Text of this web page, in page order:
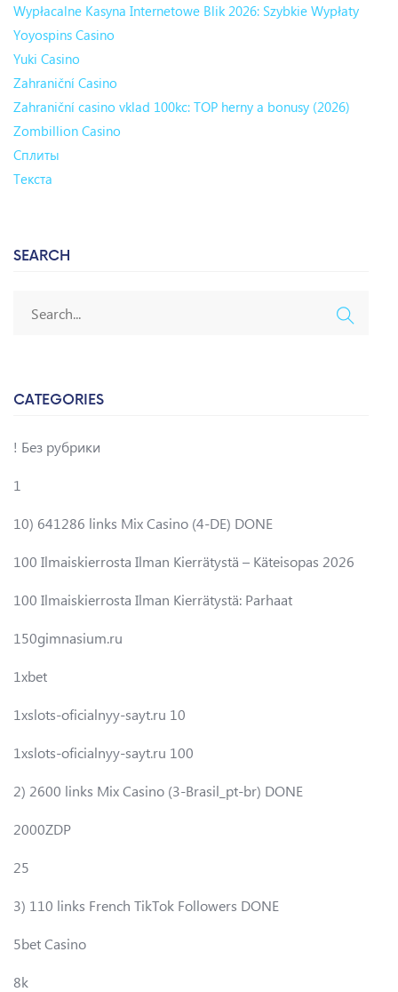
Wypłacalne Kasyna Internetowe Blik 2026: Szybkie Wypłaty
Yoyospins Casino
Yuki Casino
Zahraniční Casino
Zahraniční casino vklad 100kc: TOP herny a bonusy (2026)
Zombillion Casino
Сплиты
Текста
SEARCH
CATEGORIES
! Без рубрики
1
10) 641286 links Mix Casino (4-DE) DONE
100 Ilmaiskierrosta Ilman Kierrätystä – Käteisopas 2026
100 Ilmaiskierrosta Ilman Kierrätystä: Parhaat
150gimnasium.ru
1xbet
1xslots-oficialnyy-sayt.ru 10
1xslots-oficialnyy-sayt.ru 100
2) 2600 links Mix Casino (3-Brasil_pt-br) DONE
2000ZDP
25
3) 110 links French TikTok Followers DONE
5bet Casino
8k